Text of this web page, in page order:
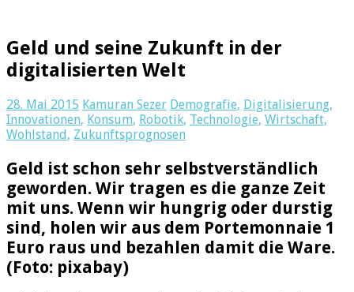
Geld und seine Zukunft in der
digitalisierten Welt
28. Mai 2015 Kamuran Sezer Demografie, Digitalisierung,
Innovationen, Konsum, Robotik, Technologie, Wirtschaft,
Wohlstand, Zukunftsprognosen
Geld ist schon sehr selbstverständlich
geworden. Wir tragen es die ganze Zeit
mit uns. Wenn wir hungrig oder durstig
sind, holen wir aus dem Portemonnaie 1
Euro raus und bezahlen damit die Ware.
(Foto: pixabay)